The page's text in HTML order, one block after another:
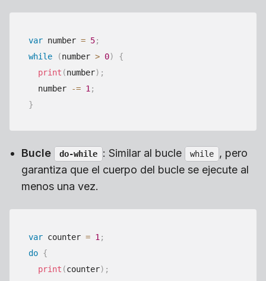
var number = 5;
while
(number > 0)
{
print (number) ;
  number
-= 1;
}
Bucle do-while : Similar al bucle while
, pero
garantiza que el cuerpo del bucle se ejecute al
menos una vez.
var counter = 1;
do {
print (counter) ;